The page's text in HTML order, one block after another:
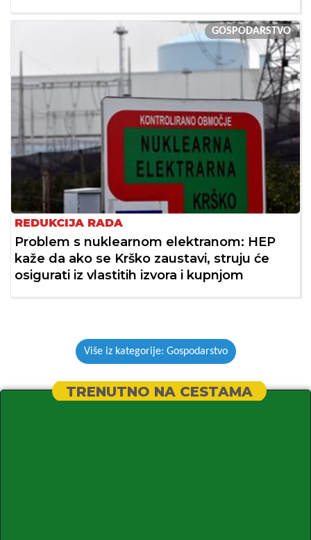
GOSPODARSTVO
REDUKCIJA RADA
Problem s nuklearnom elektranom: HEP
kaže da ako se Krško zaustavi, struju će
osigurati iz vlastitih izvora i kupnjom
Više iz kategorije: Gospodarstvo
TRENUTNO NA CESTAMA